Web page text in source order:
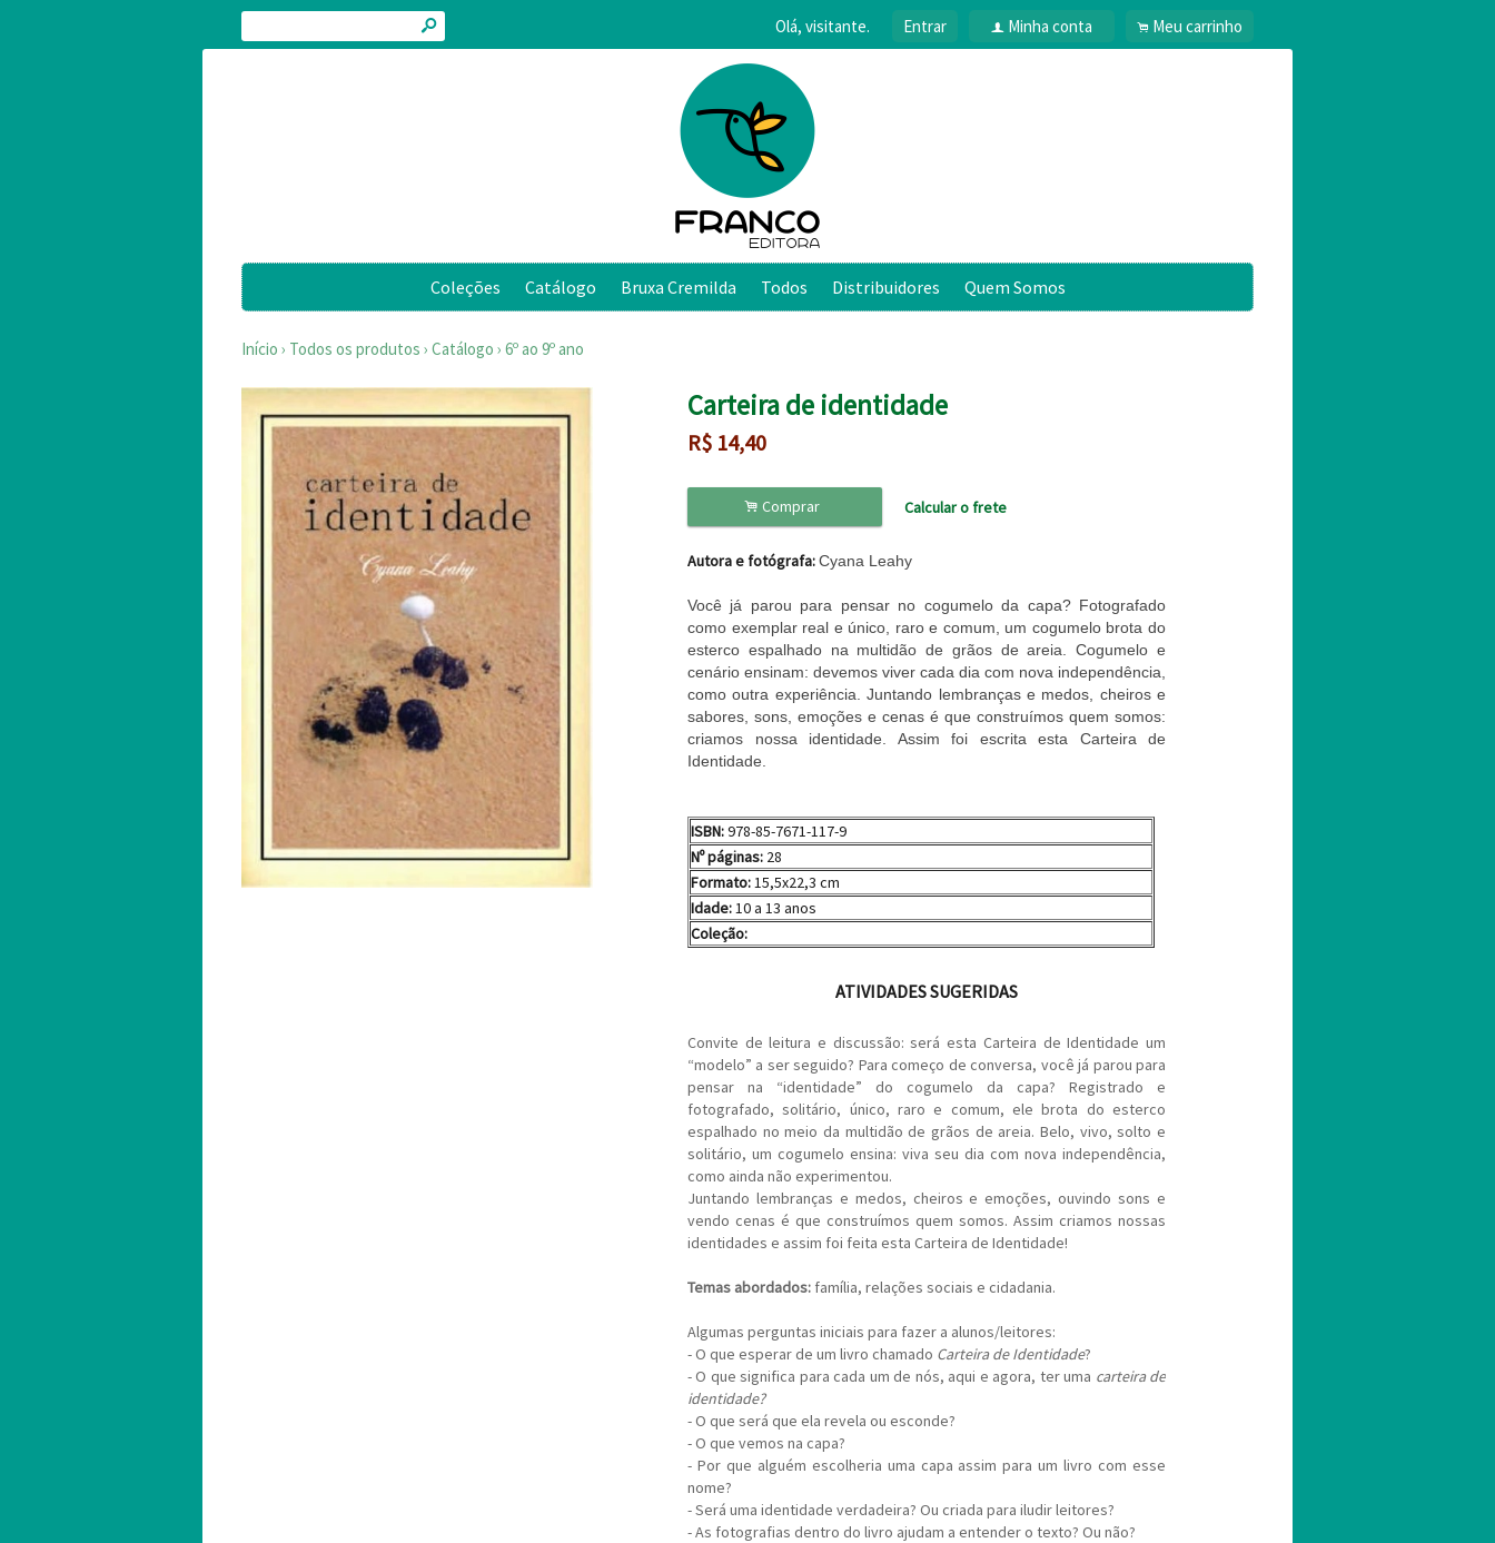
s Olá, visitante. Entrar f Minha conta . Meu carrinho
Coleções Catálogo Bruxa Cremilda Todos Distribuidores Quem Somos
Início › Todos os produtos › Catálogo › 6º ao 9º ano
Carteira de identidade
R$ 14,40
. Comprar Calcular o frete
Autora e fotógrafa:Cyana Leahy
Você já parou para pensar no cogumelo da capa? Fotografado
como exemplar real e único, raro e comum, um cogumelo brota do
esterco espalhado na multidão de grãos de areia. Cogumelo e
cenário ensinam: devemos viver cada dia com nova independência,
como outra experiência. Juntando lembranças e medos, cheiros e
sabores, sons, emoções e cenas é que construímos quem somos:
criamos nossa identidade. Assim foi escrita esta Carteira de
Identidade.
ISBN:978-85-7671-117-9
Nº páginas: 28
Formato:15,5x22,3 cm
Idade:10 a 13 anos
Coleção:
ATIVIDADES SUGERIDAS
Convite de leitura e discussão: será esta Carteira de Identidade um
“modelo” a ser seguido? Para começo de conversa, você já parou para
pensar na “identidade” do cogumelo da capa? Registrado e
fotografado, solitário, único, raro e comum, ele brota do esterco
espalhado no meio da multidão de grãos de areia. Belo, vivo, solto e
solitário, um cogumelo ensina: viva seu dia com nova independência,
como ainda não experimentou.
Juntando lembranças e medos, cheiros e emoções, ouvindo sons e
vendo cenas é que construímos quem somos. Assim criamos nossas
identidades e assim foi feita esta Carteira de Identidade!
Temas abordados: família, relações sociais e cidadania.
Algumas perguntas iniciais para fazer a alunos/leitores:
- O que esperar de um livro chamado Carteira de Identidade?
- O que significa para cada um de nós, aqui e agora, ter uma carteira de
identidade?
- O que será que ela revela ou esconde?
- O que vemos na capa?
- Por que alguém escolheria uma capa assim para um livro com esse
nome?
- Será uma identidade verdadeira? Ou criada para iludir leitores?
- As fotografias dentro do livro ajudam a entender o texto? Ou não?